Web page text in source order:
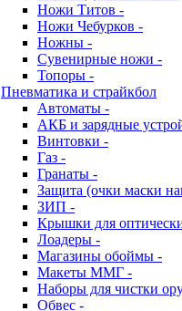
Ножи Титов -
Ножи Чебурков -
Ножны -
Сувенирные ножи -
Топоры -
Пневматика и страйкбол
Автоматы -
АКБ и зарядные
Винтовки -
Газ -
Гранаты -
Защита (очки маски
ЗИП -
Крышки для
Лоадеры -
Магазины обоймы -
Макеты ММГ -
Наборы для чистки
Обвес -